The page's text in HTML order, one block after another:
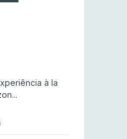
à la